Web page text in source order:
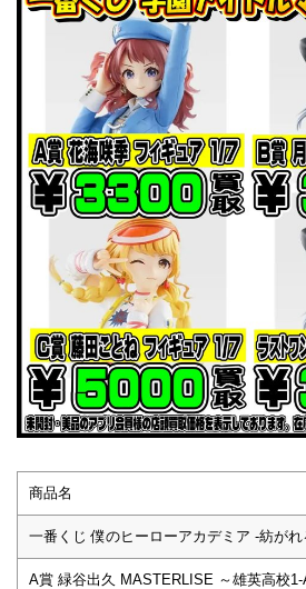
商品名
一番くじ 僕のヒーローアカデミア -紡がれ
A賞 緑谷出久 MASTERLISE ～雄英高校1-